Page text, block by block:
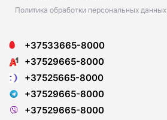
Политика обработки персональных данных
+37533665-8000
+37529665-8000
+37525665-8000
+37529665-8000
+37529665-8000